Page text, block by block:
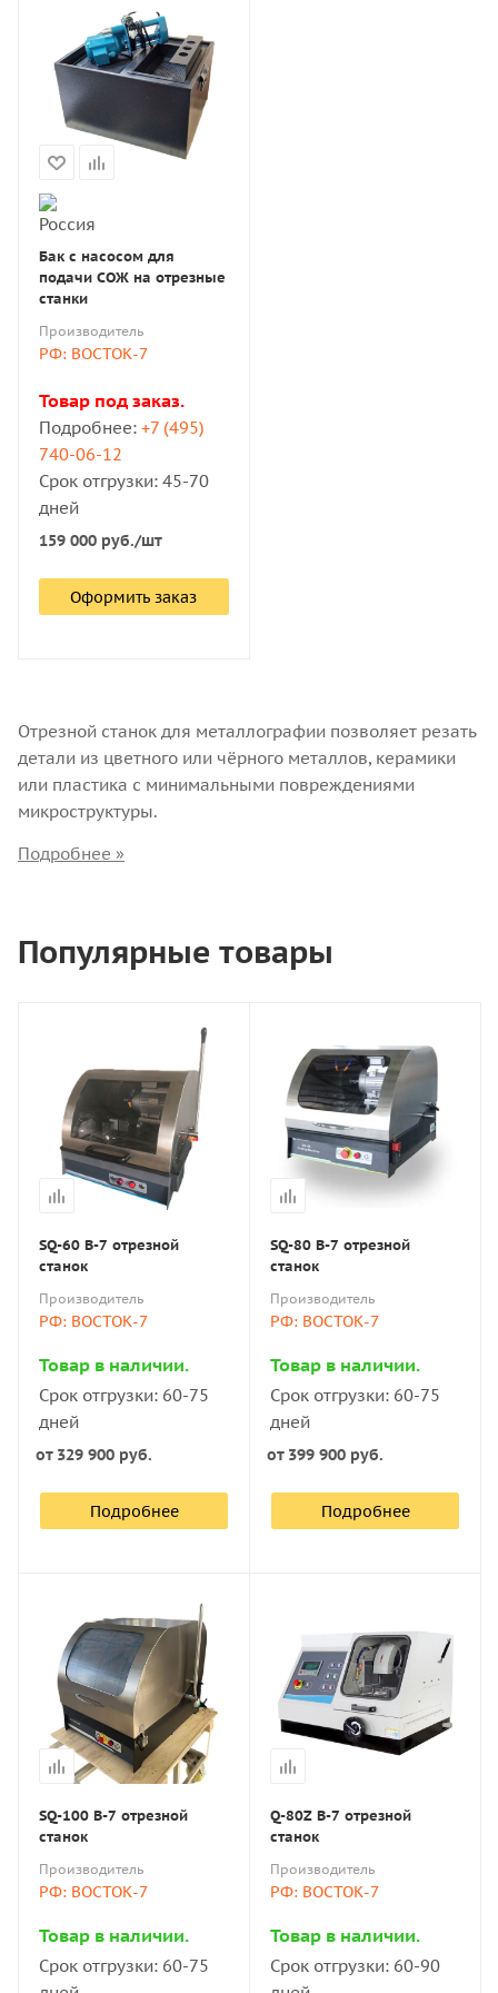
Бак с насосом для
подачи СОЖ на отрезные
станки
Производитель
РФ: ВОСТОК-7
Товар под заказ.
Подробнее: +7 (495)
740-06-12
Срок отгрузки: 45-70
дней
159 000 руб./шт
Оформить заказ
Отрезной станок для металлографии позволяет резать
детали из цветного или чёрного металлов, керамики
или пластика с минимальными повреждениями
микроструктуры.
Рабочий инструмент станка — алмазный/из нитрида
второй — образцов из металла.
Отрезные станки используются в лабораториях в
процессе пробоподготовки образцов для проведения
металлографических исследований. Они также
востребованы на производстве, когда необходимо
изготовить детали с максимальным сохранением
структуры и без «прижогов».
Виды станков
В зависимости от режима резки есть три основных
Ручные станки отличаются невысокой ценой. Они
просты в эксплуатации, надёжны и безопасны —
есть функция аварийной остановки.
Автоматические модели оснащены
микропроцессорами, которые управляют их
процесс и повышает качество обработки образца.
Прецизионные предназначены для работы с
образцами небольших размеров. Обеспечивают
высокую точность позиционирования и качество
реза.
Как правило, ручное и автоматическое управление
совмещаются в одной модели.
Для работы на автоматическом станке оператору не
нужны специальные навыки. В ручном важно уметь
требуют максимально точной настройки и
соответствующей подготовки оператора.
Популярные товары
SQ-60 В-7 отрезной
станок
Производитель
РФ: ВОСТОК-7
Товар в наличии.
Срок отгрузки: 60-75
дней
от 329 900 руб.
Подробнее
SQ-80 В-7 отрезной
станок
Производитель
РФ: ВОСТОК-7
Товар в наличии.
Срок отгрузки: 60-75
дней
от 399 900 руб.
Подробнее
SQ-100 В-7 отрезной
станок
Производитель
РФ: ВОСТОК-7
Товар в наличии.
Срок отгрузки: 60-75
Q-80Z B-7 отрезной
станок
Производитель
РФ: ВОСТОК-7
Товар в наличии.
Срок отгрузки: 60-90